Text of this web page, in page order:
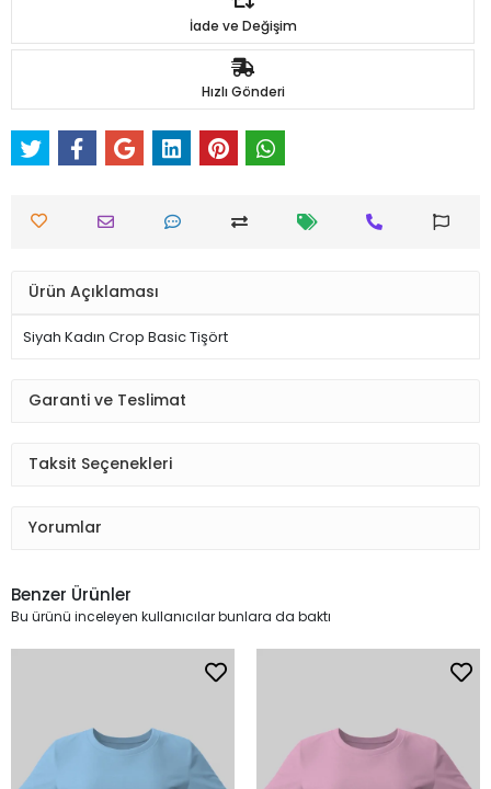
İade ve Değişim
Hızlı Gönderi
Ürün Açıklaması
Siyah Kadın Crop Basic Tişört
Garanti ve Teslimat
Taksit Seçenekleri
Yorumlar
Benzer Ürünler
Bu ürünü inceleyen kullanıcılar bunlara da baktı